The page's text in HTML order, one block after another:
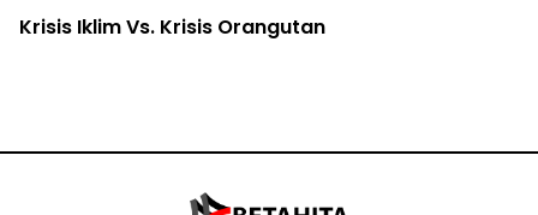
Krisis Iklim Vs. Krisis Orangutan